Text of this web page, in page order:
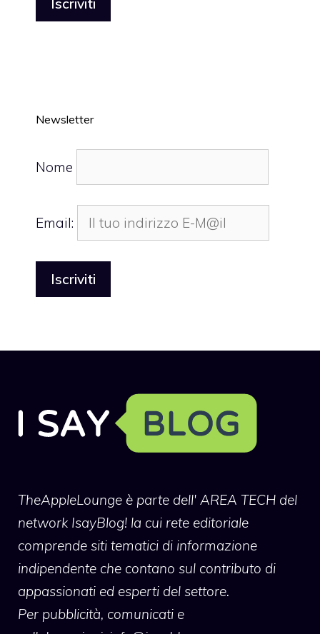
Newsletter
Nome
Email:
TheAppleLounge è parte dell' AREA TECH del
network IsayBlog! la cui rete editoriale
comprende siti tematici di informazione
indipendente che contano sul contributo di
appassionati ed esperti del settore.
Per pubblicità, comunicati e